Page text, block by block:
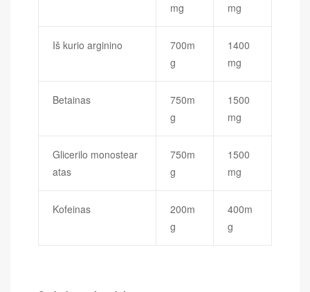
mg
mg
Iš kurio arginino
700m
g
1400
mg
Betainas
750m
g
1500
mg
Glicerilo monostear
atas
750m
g
1500
mg
Kofeinas
200m
g
400m
g